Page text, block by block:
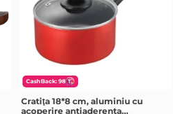
CashBack: 98
Cratiţa 18*8 cm, aluminiu cu
acoperire antiaderenta